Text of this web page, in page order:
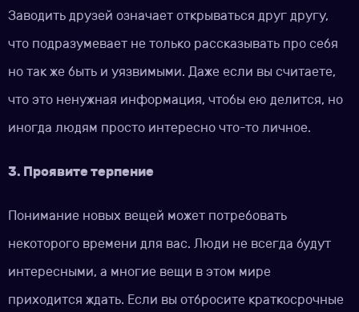
Заводить друзей означает открываться друг другу,
что подразумевает не только рассказывать про себя
но так же быть и уязвимыми. Даже если вы считаете,
что это ненужная информация, чтобы ею делится, но
иногда людям просто интересно что-то личное.
3. Проявите терпение
Понимание новых вещей может потребовать
некоторого времени для вас. Люди не всегда будут
интересными, а многие вещи в этом мире
приходится ждать. Если вы отбросите краткосрочные